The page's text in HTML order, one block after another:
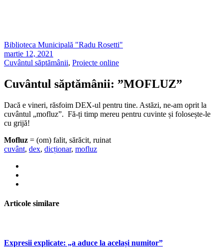
Biblioteca Municipală "Radu Rosetti"
martie 12, 2021
Cuvântul săptămânii, Proiecte online
Cuvântul săptămânii: ”MOFLUZ”
Dacă e vineri, răsfoim DEX-ul pentru tine. Astăzi, ne-am oprit la
cuvântul „mofluz”. Fă-ți timp mereu pentru cuvinte și folosește-le
cu grijă!
Mofluz = (om) falit, sărăcit, ruinat
cuvânt, dex, dicționar, mofluz
Articole similare
Expresii explicate: „a aduce la același numitor”